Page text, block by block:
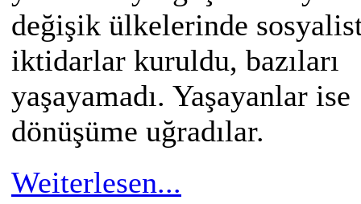
değişik ülkelerinde
iktidarlar kuruldu, bazıları
yaşayamadı. Yaşayanlar ise
dönüşüme uğradılar.
Weiterlesen...